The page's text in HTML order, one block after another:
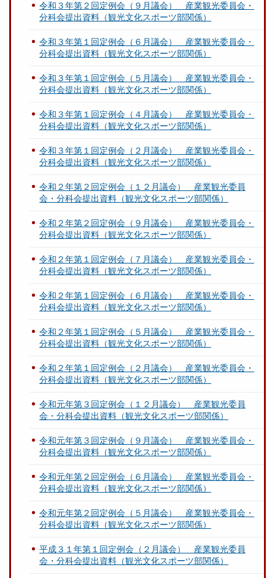
令和３年第２回定例会（９月議会） 産業観光委員会・
分科会提出資料（観光文化スポーツ部関係）
令和３年第１回定例会（６月議会） 産業観光委員会・
分科会提出資料（観光文化スポーツ部関係）
令和３年第１回定例会（５月議会） 産業観光委員会・
分科会提出資料（観光文化スポーツ部関係）
令和３年第１回定例会（４月議会） 産業観光委員会・
分科会提出資料（観光文化スポーツ部関係）
令和３年第１回定例会（２月議会） 産業観光委員会・
分科会提出資料（観光文化スポーツ部関係）
令和２年第２回定例会（１２月議会） 産業観光委員
会・分科会提出資料（観光文化スポーツ部関係）
令和２年第２回定例会（９月議会） 産業観光委員会・
分科会提出資料（観光文化スポーツ部関係）
令和２年第１回定例会（７月議会） 産業観光委員会・
分科会提出資料（観光文化スポーツ部関係）
令和２年第１回定例会（６月議会） 産業観光委員会・
分科会提出資料（観光文化スポーツ部関係）
令和２年第１回定例会（５月議会） 産業観光委員会・
分科会提出資料（観光文化スポーツ部関係）
令和２年第１回定例会（２月議会） 産業観光委員会・
分科会提出資料（観光文化スポーツ部関係）
令和元年第３回定例会（１２月議会） 産業観光委員
会・分科会提出資料（観光文化スポーツ部関係）
令和元年第３回定例会（９月議会） 産業観光委員会・
分科会提出資料（観光文化スポーツ部関係）
令和元年第２回定例会（６月議会） 産業観光委員会・
分科会提出資料（観光文化スポーツ部関係）
令和元年第２回定例会（５月議会） 産業観光委員会・
分科会提出資料（観光文化スポーツ部関係）
平成３１年第１回定例会（２月議会） 産業観光委員
会・分科会提出資料（観光文化スポーツ部関係）